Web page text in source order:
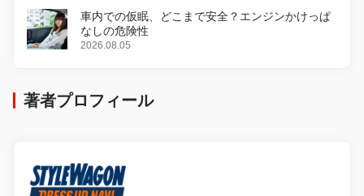
車内での仮眠、どこまで安全？エンジンかけっぱ
なしの危険性
2026.08.05
著者プロフィール